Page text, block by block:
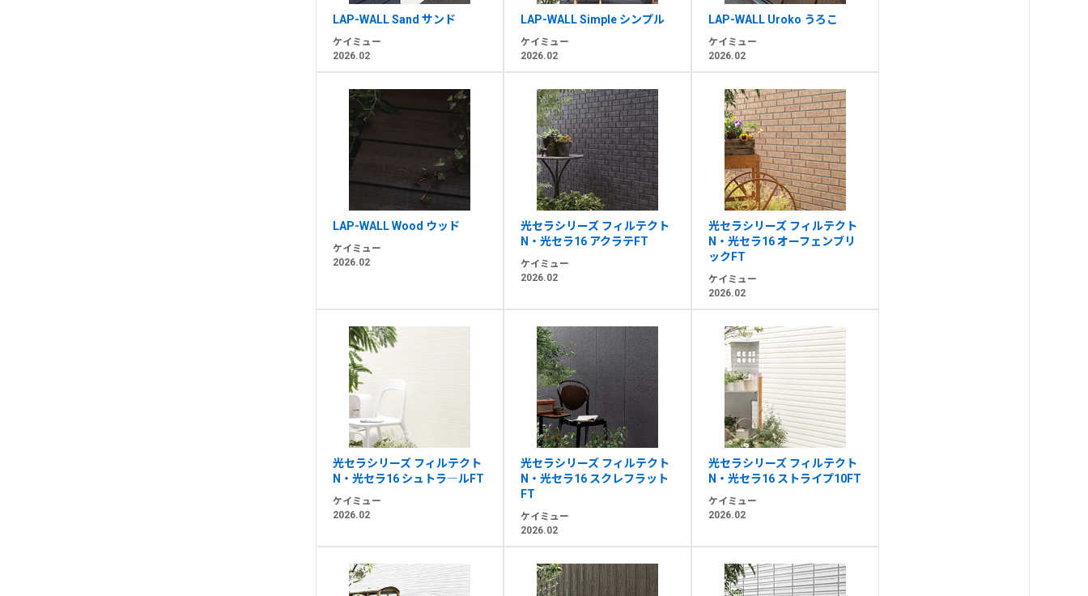
LAP-WALL Sand サンド
ケイミュー
2026.02
LAP-WALL Simple シンプル
ケイミュー
2026.02
LAP-WALL Uroko うろこ
ケイミュー
2026.02
LAP-WALL Wood ウッド
ケイミュー
2026.02
光セラシリーズ フィルテクト
N・光セラ16 アクラテFT
ケイミュー
2026.02
光セラシリーズ フィルテクト
N・光セラ16 オーフェンブリ
ックFT
ケイミュー
2026.02
光セラシリーズ フィルテクト
N・光セラ16 シュトラ―ルFT
ケイミュー
2026.02
光セラシリーズ フィルテクト
N・光セラ16 スクレフラット
FT
ケイミュー
2026.02
光セラシリーズ フィルテクト
N・光セラ16 ストライプ10FT
ケイミュー
2026.02